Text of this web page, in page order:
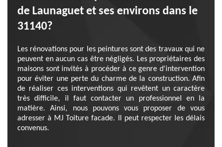
de Launaguet et ses environs dans le
31140?
Les rénovations pour les peintures sont des travaux qui ne
peuvent en aucun cas être négligés. Les propriétaires des
maisons sont invités à procéder à ce genre d'intervention
pour éviter une perte du charme de la construction. Afin
de réaliser ces interventions qui revêtent un caractère
très difficile, il faut contacter un professionnel en la
matière. Ainsi, nous pouvons vous proposer de vous
adresser à MJ Toiture facade. Il peut respecter les délais
convenus.